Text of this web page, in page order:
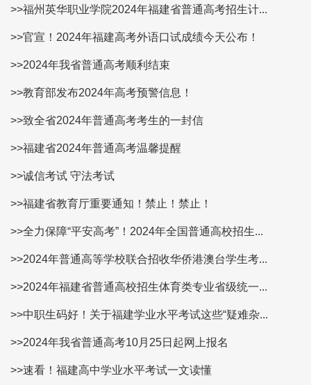
>>福州英华职业学院2024年福建省普通高考招生计...
>>官宣！2024年福建高考外语口试成绩今天公布！
>>2024年我省普通高考顺利结束
>>教育部发布2024年高考预警信息！
>>致全省2024年普通高考考生的一封信
>>福建省2024年普通高考温馨提醒
>>诚信考试 守法考试
>>福建省教育厅重要通知！禁止！禁止！
>>全力保障“平安高考”！2024年全国普通高校招生...
>>2024年普通高等学校联合招收华侨港澳台学生考...
>>2024年福建省普通高校招生体育类专业省级统一...
>>中职生码好！关于福建学业水平考试这些“疑难杂...
>>2024年我省普通高考10月25日起网上报名
>>速看！福建高中学业水平考试一文读懂